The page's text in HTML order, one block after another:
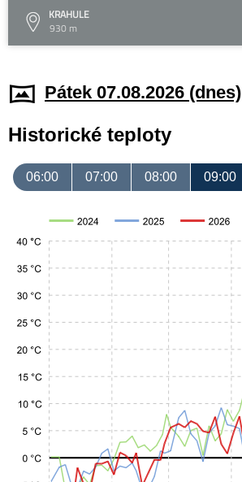
KRAHULE
930 m
Pátek 07.08.2026 (dnes)
Historické teploty
06:00 07:00 08:00 09:00